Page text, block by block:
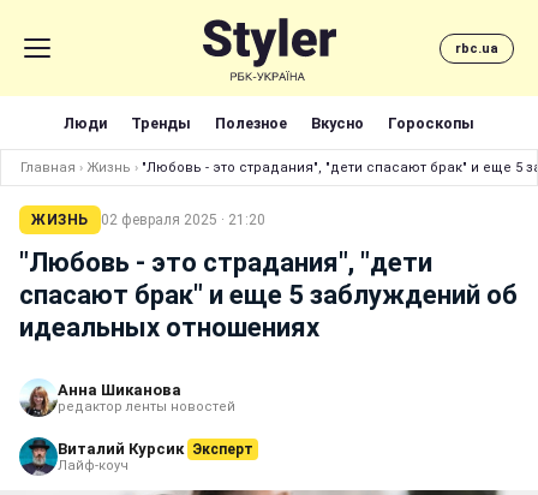
rbc.ua
Люди Тренды Полезное Вкусно Гороскопы
Главная › Жизнь › "Любовь - это страдания", "дети спасают брак" и еще 5
ЖИЗНЬ 02 февраля 2025 · 21:20
"Любовь - это страдания", "дети
спасают брак" и еще 5 заблуждений об
идеальных отношениях
Анна Шиканова
редактор ленты новостей
Виталий Курсик Эксперт
Лайф-коуч